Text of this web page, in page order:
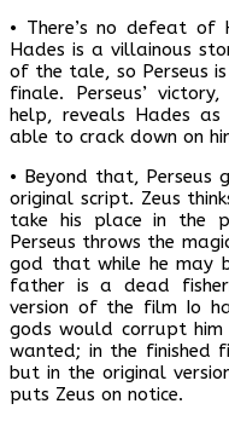
• There’s no defeat of
Hades is a villainous
of the tale, so Perseus
finale. Perseus’
help, reveals Hades
able to crack down on
• Beyond that, Perseus
original script. Zeus
take his place in the
Perseus throws the
god that while he may
father is a dead
version of the film Io
gods would corrupt him
wanted; in the finished
but in the original
puts Zeus on notice.